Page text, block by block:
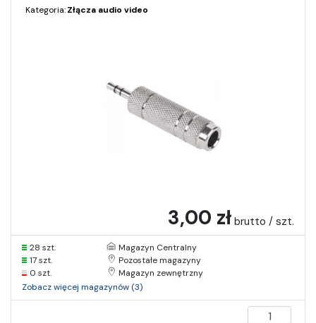
Kategoria:Złącza audio video
3,00 zł brutto / szt.
28 szt.
Magazyn Centralny
17 szt.
Pozostałe magazyny
0 szt.
Magazyn zewnętrzny
Zobacz więcej magazynów (3)